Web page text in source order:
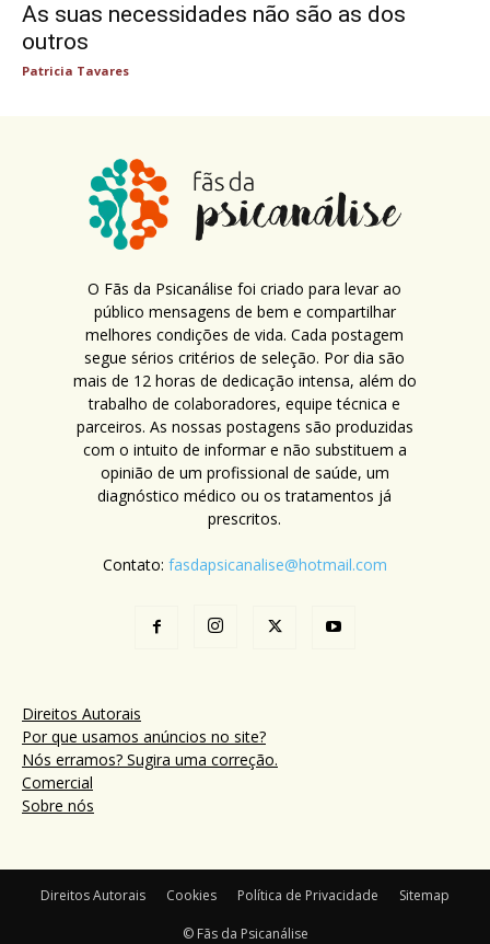
As suas necessidades não são as dos
outros
Patricia Tavares
O Fãs da Psicanálise foi criado para levar ao
público mensagens de bem e compartilhar
melhores condições de vida. Cada postagem
segue sérios critérios de seleção. Por dia são
mais de 12 horas de dedicação intensa, além do
trabalho de colaboradores, equipe técnica e
parceiros. As nossas postagens são produzidas
com o intuito de informar e não substituem a
opinião de um profissional de saúde, um
diagnóstico médico ou os tratamentos já
prescritos.
Contato: fasdapsicanalise@hotmail.com
Direitos Autorais
Por que usamos anúncios no site?
Nós erramos? Sugira uma correção.
Comercial
Sobre nós
Direitos Autorais Cookies Política de Privacidade Sitemap
© Fãs da Psicanálise